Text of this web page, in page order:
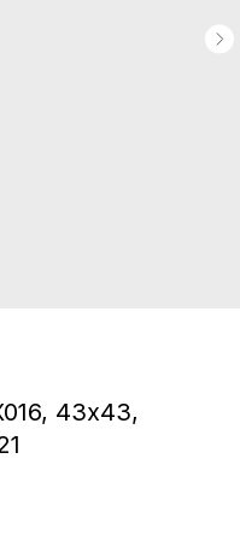
43х43,